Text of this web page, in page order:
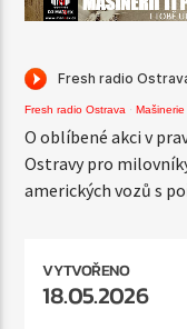
128Kbps MP3
320Kbps MP3
Fresh radio Ostrava ·Mašinerie
O oblíbené akci v
Ostravy pro
amerických vozů s
VYTVOŘENO
18.05.2026